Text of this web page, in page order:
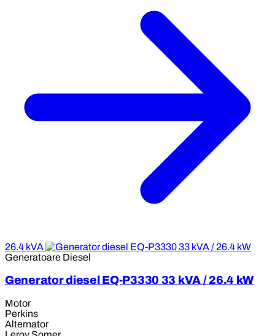
26.4 kVA
Generatoare Diesel
Generator diesel EQ-P3330 33 kVA / 26.4 kW
Motor
Perkins
Alternator